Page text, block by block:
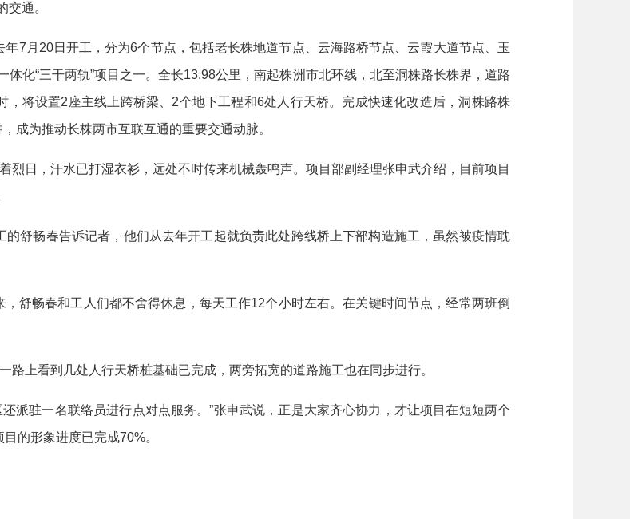
通。
月20日开工，分为6个节点，包括老长株地道节点、云海路桥节点、云霞大道节点、玉
化“三干两轨”项目之一。全长13.98公里，南起株洲市北环线，北至洞株路长株界，道路
将设置2座主线上跨桥梁、2个地下工程和6处人行天桥。完成快速化改造后，洞株路株
成为推动长株两市互联互通的重要交通动脉。
日，汗水已打湿衣衫，远处不时传来机械轰鸣声。项目部副经理张申武介绍，目前项目
舒畅春告诉记者，他们从去年开工起就负责此处跨线桥上下部构造施工，虽然被疫情耽
畅春和工人们都不舍得休息，每天工作12个小时左右。在关键时间节点，经常两班倒
上看到几处人行天桥桩基础已完成，两旁拓宽的道路施工也在同步进行。
驻一名联络员进行点对点服务。”张申武说，正是大家齐心协力，才让项目在短短两个
的形象进度已完成70%。